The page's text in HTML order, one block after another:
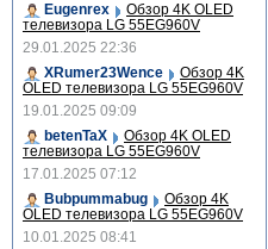
Eugenrex
Обзор 4K OLED
телевизора LG 55EG960V
29.01.2025 22:36
XRumer23Wence
Обзор 4K
OLED телевизора LG 55EG960V
19.01.2025 09:09
betenTaX
Обзор 4K OLED
телевизора LG 55EG960V
17.01.2025 07:12
Bubpummabug
Обзор 4K
OLED телевизора LG 55EG960V
10.01.2025 08:41